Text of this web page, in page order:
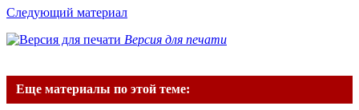
Следующий материал
Версия для печати
Еще материалы по этой теме: